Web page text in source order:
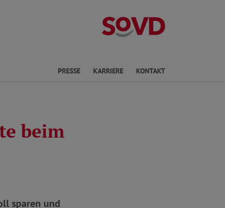
Landesverband
PRESSE KARRIERE KONTAKT
beim
sparen und